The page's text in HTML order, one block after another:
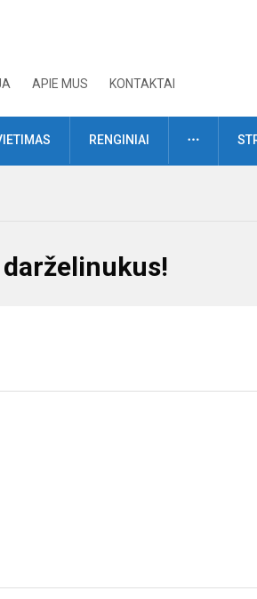
APIE MUS KONTAKTAI
RENGINIAI DAUGIAU